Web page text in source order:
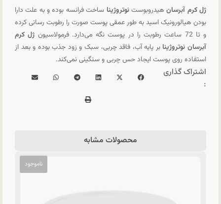
ژل کرم آبرسانهیدروبوستنوتروژینا ساخت فرانسه بوده و به علت دارا
بودن هیالورونیک اسید به طور عمقی پوست صورت را رطوبت رسانی کرده
و تا 72 ساعت رطوبت را در پوست نگه می‌دارد. فرمولاسیون
ژل کرم
آبرسان نوتروژینا بر پایه آب، فاقد چربی، سبک و زود جذب بوده و بعد از
استفاده روی پوست ایجاد حس چربی و سنگینی نمی‌کند.
اشتراک گذاری
:
محصولات مشابه